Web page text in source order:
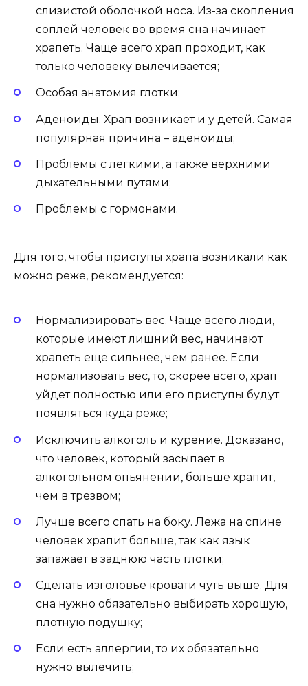
слизистой оболочкой носа. Из-за скопления
соплей человек во время сна начинает
храпеть. Чаще всего храп проходит, как
только человеку вылечивается;
Особая анатомия глотки;
Аденоиды. Храп возникает и у детей. Самая
популярная причина – аденоиды;
Проблемы с легкими, а также верхними
дыхательными путями;
Проблемы с гормонами.
Для того, чтобы приступы храпа возникали как
можно реже, рекомендуется:
Нормализировать вес. Чаще всего люди,
которые имеют лишний вес, начинают
храпеть еще сильнее, чем ранее. Если
нормализовать вес, то, скорее всего, храп
уйдет полностью или его приступы будут
появляться куда реже;
Исключить алкоголь и курение. Доказано,
что человек, который засыпает в
алкогольном опьянении, больше храпит,
чем в трезвом;
Лучше всего спать на боку. Лежа на спине
человек храпит больше, так как язык
запажает в заднюю часть глотки;
Сделать изголовье кровати чуть выше. Для
сна нужно обязательно выбирать хорошую,
плотную подушку;
Если есть аллергии, то их обязательно
нужно вылечить;